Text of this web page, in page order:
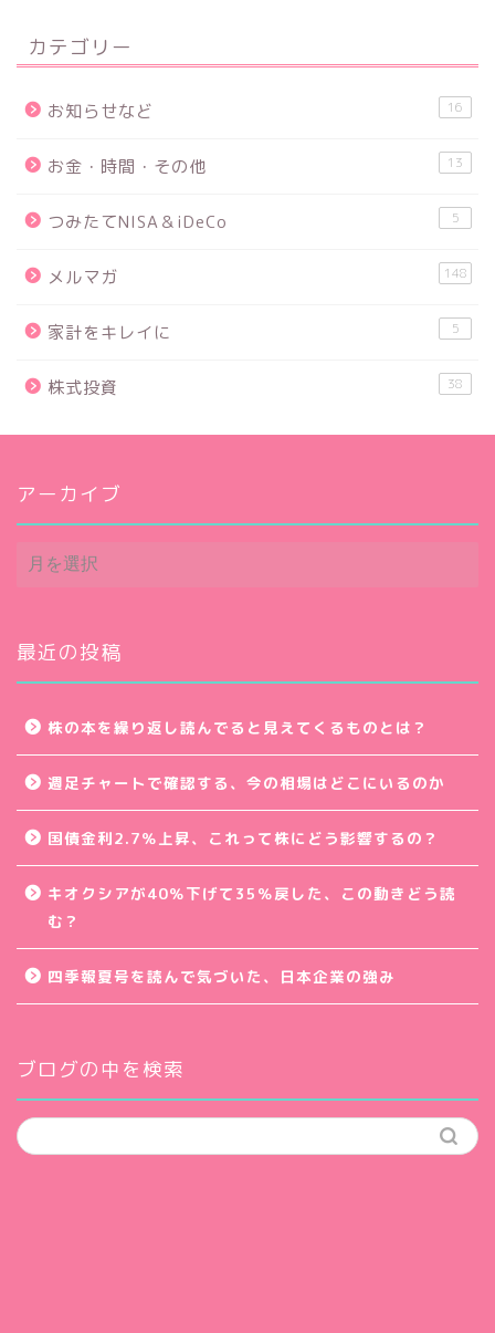
カテゴリー
お知らせなど 16
お金・時間・その他 13
つみたてNISA＆iDeCo 5
メルマガ 148
家計をキレイに 5
株式投資 38
アーカイブ
ア
ー
ブ
最近の投稿
株の本を繰り返し読んでると見えてくるものとは？
週足チャートで確認する、今の相場はどこにいるのか
国債金利2.7％上昇、これって株にどう影響するの？
キオクシアが40％下げて35％戻した、この動きどう読
む？
四季報夏号を読んで気づいた、日本企業の強み
ブログの中を検索